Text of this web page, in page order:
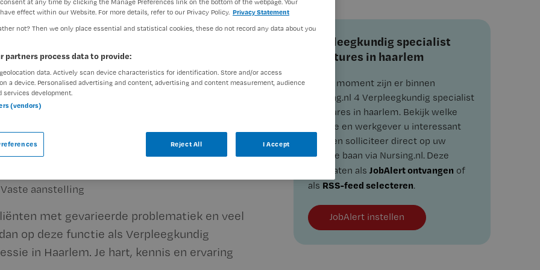
Verpleegkundig specialist
vacatures in haarlem
Op dit moment zijn er binnen
Nursing.nl 4 Verpleegkundig specialist
vacatures in haarlem. Bekijk welke
functie en werkgever u interessant
vindt en solliciteer direct op uw
nieuwe baan via Nursing.nl. Deze
resultaten als JobAlert ontvangen of
als RSS-feed selecteren.
JobAlert instellen
Polikliniek Angst en
Vaste aanstelling
met gevarieerde problematiek en veel
op deze functie als Verpleegkundig
in Haarlem. Je hart, kennis en ervaring
at any time by clicking the Manage Preferences link on the bottom of the webpage. Your
effect within our Website. For more details, refer to our Privacy Policy. Privacy Statement
not? Then we only place essential and statistical cookies, these do not record any data about you
partners process data to provide:
data. Actively scan device characteristics for identification. Store and/or access
a device. Personalised advertising and content, advertising and content measurement, audience
services development.
(vendors)
Reject All I Accept